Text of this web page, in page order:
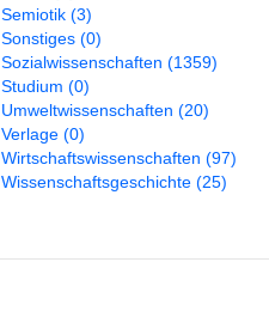
Semiotik (3)
Sonstiges (0)
Sozialwissenschaften (1359)
Studium (0)
Umweltwissenschaften (20)
Verlage (0)
Wirtschaftswissenschaften (97)
Wissenschaftsgeschichte (25)